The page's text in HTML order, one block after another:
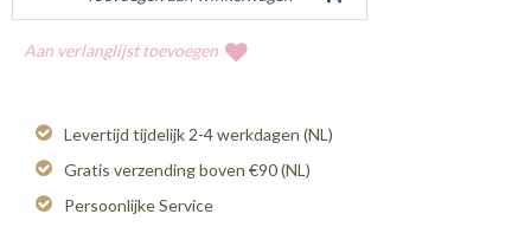
Aan verlanglijst toevoegen
Levertijd tijdelijk 2-4 werkdagen (NL)
Gratis verzending boven €90 (NL)
Persoonlijke Service